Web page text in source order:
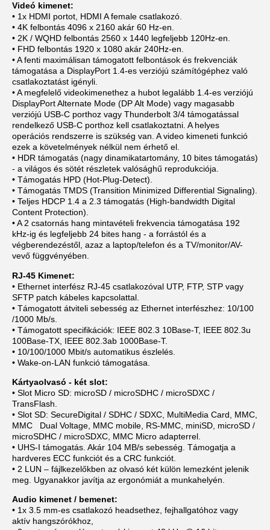
Videó kimenet:
• 1x HDMI portot, HDMI A female csatlakozó.
• 4K felbontás 4096 x 2160 akár 60 Hz-en.
• 2K / WQHD felbontás 2560 x 1440 legfeljebb 120Hz-en.
• FHD felbontás 1920 x 1080 akár 240Hz-en.
• A fenti maximálisan támogatott felbontások és frekvenciák
támogatása a DisplayPort 1.4-es verziójú számítógéphez való
csatlakoztatást igényli.
• A megfelelő videokimenethez a hubot legalább 1.4-es verziójú
DisplayPort Alternate Mode (DP Alt Mode) vagy magasabb
verziójú USB-C porthoz vagy Thunderbolt 3/4 támogatással
rendelkező USB-C porthoz kell csatlakoztatni. A helyes
operációs rendszerre is szükség van. A video kimeneti funkció
ezek a követelmények nélkül nem érhető el.
• HDR támogatás (nagy dinamikatartomány, 10 bites támogatás)
- a világos és sötét részletek valósághű reprodukciója.
• Támogatás HPD (Hot-Plug-Detect).
• Támogatás TMDS (Transition Minimized Differential Signaling).
• Teljes HDCP 1.4 a 2.3 támogatás (High-bandwidth Digital
Content Protection).
• A 2 csatornás hang mintavételi frekvencia támogatása 192
kHz-ig és legfeljebb 24 bites hang - a forrástól és a
végberendezéstől, azaz a laptop/telefon és a TV/monitor/AV-
vevő függvényében.
RJ-45 Kimenet:
• Ethernet interfész RJ-45 csatlakozóval UTP, FTP, STP vagy
SFTP patch kábeles kapcsolattal.
• Támogatott átviteli sebesség az Ethernet interfészhez: 10/100
/1000 Mb/s.
• Támogatott specifikációk: IEEE 802.3 10Base-T, IEEE 802.3u
100Base-TX, IEEE 802.3ab 1000Base-T.
• 10/100/1000 Mbit/s automatikus észlelés.
• Wake-on-LAN funkció támogatása.
Kártyaolvasó - két slot:
• Slot Micro SD: microSD / microSDHC / microSDXC /
TransFlash.
• Slot SD: SecureDigital / SDHC / SDXC, MultiMedia Card, MMC,
MMC Dual Voltage, MMC mobile, RS-MMC, miniSD, microSD /
microSDHC / microSDXC, MMC Micro adapterrel.
• UHS-I támogatás. Akár 104 MB/s sebesség. Támogatja a
hardveres ECC funkciót és a CRC funkciót.
• 2 LUN – fájlkezelőkben az olvasó két külön lemezként jelenik
meg. Ugyanakkor javítja az ergonómiát a munkahelyén.
Audio kimenet / bemenet:
• 1x 3.5 mm-es csatlakozó headsethez, fejhallgatóhoz vagy
aktív hangszórókhoz,